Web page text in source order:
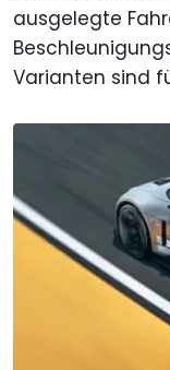
ausgelegte
Varianten sind